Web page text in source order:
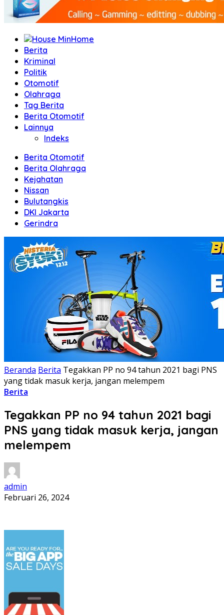
Home
Berita
Kriminal
Politik
Otomotif
Olahraga
Tag Berita
Berita Otomotif
Lainnya
Indeks
Berita Otomotif
Berita Olahraga
Kejahatan
Nissan
Bulutangkis
DKI Jakarta
Gerindra
Beranda Berita Tegakkan PP no 94 tahun 2021 bagi PNS
yang tidak masuk kerja, jangan melempem
Berita
Tegakkan PP no 94 tahun 2021 bagi
PNS yang tidak masuk kerja, jangan
melempem
admin
Februari 26, 2024